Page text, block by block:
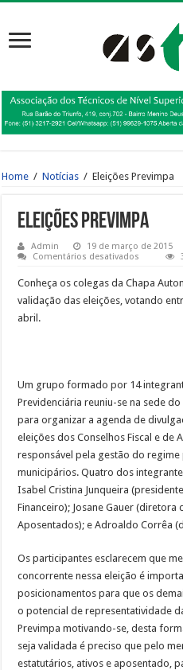
Home / Notícias / Eleições Previmpa
Eleições Previmpa
Admin 19 de março de 2015
Comentários desativados
Conheça os colegas da Chapa
validação das eleições, votando
abril.
Um grupo formado por 14
Previdenciária reuniu-se na sede
para organizar a agenda de
eleições dos Conselhos Fiscal e
responsável pela gestão do
municipários. Quatro dos
Isabel Cristina Junqueira
Financeiro); Josane Gauer (diretora
Aposentados); e Adroaldo Corrêa
Os participantes esclarecem que
concorrente nessa eleição é
posicionamentos para que os
o potencial de representatividade
Previmpa motivando-se, desta
seja validada é preciso que pelo
estatutários, ativos e aposentado,